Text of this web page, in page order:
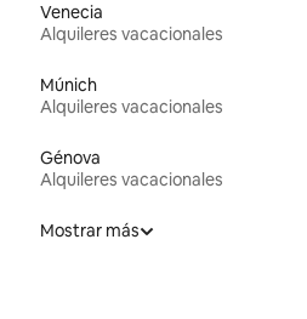
Venecia
Alquileres vacacionales
Múnich
Alquileres vacacionales
Génova
Alquileres vacacionales
Mostrar más